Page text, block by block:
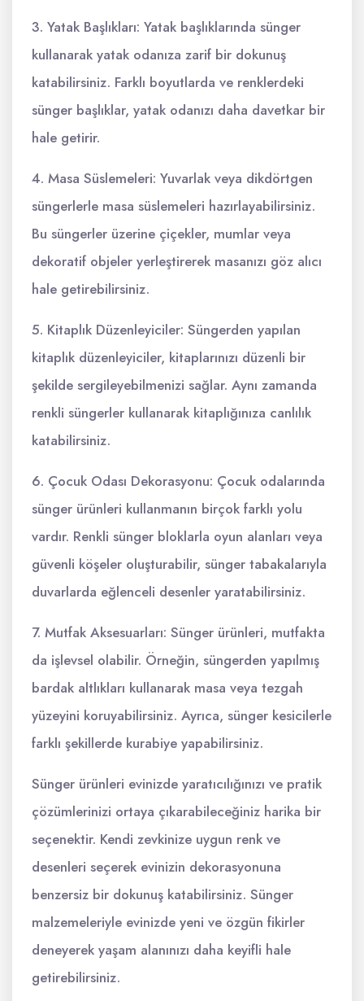
3. Yatak Başlıkları: Yatak başlıklarında sünger
kullanarak yatak odanıza zarif bir dokunuş
katabilirsiniz. Farklı boyutlarda ve renklerdeki
sünger başlıklar, yatak odanızı daha davetkar bir
hale getirir.
4. Masa Süslemeleri: Yuvarlak veya dikdörtgen
süngerlerle masa süslemeleri hazırlayabilirsiniz.
Bu süngerler üzerine çiçekler, mumlar veya
dekoratif objeler yerleştirerek masanızı göz alıcı
hale getirebilirsiniz.
5. Kitaplık Düzenleyiciler: Süngerden yapılan
kitaplık düzenleyiciler, kitaplarınızı düzenli bir
şekilde sergileyebilmenizi sağlar. Aynı zamanda
renkli süngerler kullanarak kitaplığınıza canlılık
katabilirsiniz.
6. Çocuk Odası Dekorasyonu: Çocuk odalarında
sünger ürünleri kullanmanın birçok farklı yolu
vardır. Renkli sünger bloklarla oyun alanları veya
güvenli köşeler oluşturabilir, sünger tabakalarıyla
duvarlarda eğlenceli desenler yaratabilirsiniz.
7. Mutfak Aksesuarları: Sünger ürünleri, mutfakta
da işlevsel olabilir. Örneğin, süngerden yapılmış
bardak altlıkları kullanarak masa veya tezgah
yüzeyini koruyabilirsiniz. Ayrıca, sünger kesicilerle
farklı şekillerde kurabiye yapabilirsiniz.
Sünger ürünleri evinizde yaratıcılığınızı ve pratik
çözümlerinizi ortaya çıkarabileceğiniz harika bir
seçenektir. Kendi zevkinize uygun renk ve
desenleri seçerek evinizin dekorasyonuna
benzersiz bir dokunuş katabilirsiniz. Sünger
malzemeleriyle evinizde yeni ve özgün fikirler
deneyerek yaşam alanınızı daha keyifli hale
getirebilirsiniz.